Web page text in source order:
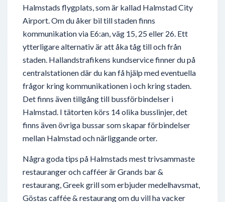
Halmstads flygplats, som är kallad Halmstad City
Airport. Om du åker bil till staden finns
kommunikation via E6:an, väg 15, 25 eller 26. Ett
ytterligare alternativ är att åka tåg till och från
staden. Hallandstrafikens kundservice finner du på
centralstationen där du kan få hjälp med eventuella
frågor kring kommunikationen i och kring staden.
Det finns även tillgång till bussförbindelser i
Halmstad. I tätorten körs 14 olika busslinjer, det
finns även övriga bussar som skapar förbindelser
mellan Halmstad och närliggande orter.
Några goda tips på Halmstads mest trivsammaste
restauranger och cafféer är Grands bar &
restaurang, Greek grill som erbjuder medelhavsmat,
Göstas caffée & restaurang om du vill ha vacker